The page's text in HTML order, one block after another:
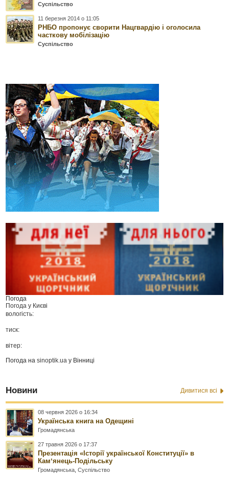
Суспільство
11 березня 2014 о 11:05
РНБО пропонує сворити Нацгвардію і оголосила
часткову мобілізацію
Суспільство
Погода
Погода у Києві
вологість:
тиск:
вітер:
Погода наsinoptik.ua у Вінниці
Новини Дивитися всі
08 червня 2026 о 16:34
Українська книга на Одещині
Громадянська
27 травня 2026 о 17:37
Презентація «Історії української Конституції» в
Камʼянець-Подільську
Громадянська ,Суспільство